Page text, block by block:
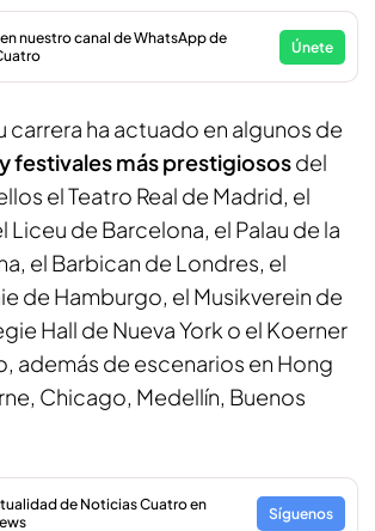
nuestro canal de WhatsApp de
Únete
carrera ha actuado en algunos de
festivales más prestigiososdel
el Teatro Real de Madrid, el
Liceu de Barcelona, el Palau de la
el Barbican de Londres, el
de Hamburgo, el Musikverein de
Hall de Nueva York o el Koerner
además de escenarios en Hong
Chicago, Medellín, Buenos
de Noticias Cuatro en
Síguenos